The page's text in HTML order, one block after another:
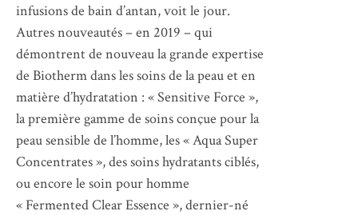
infusions de bain d’antan, voit le jour.
Autres nouveautés – en 2019 – qui
démontrent de nouveau la grande expertise
de Biotherm dans les soins de la peau et en
matière d’hydratation : « Sensitive Force »,
la première gamme de soins conçue pour la
peau sensible de l’homme, les « Aqua Super
Concentrates », des soins hydratants ciblés,
ou encore le soin pour homme
« Fermented Clear Essence », dernier-né